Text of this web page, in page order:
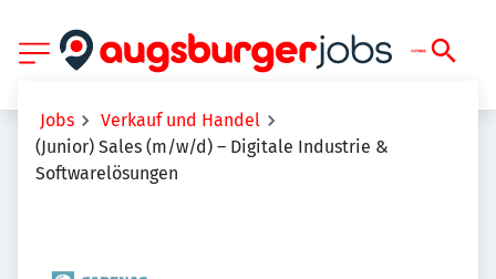
Jobs
Verkauf und Handel
(Junior) Sales (m/w/d) – Digitale Industrie &
Softwarelösungen